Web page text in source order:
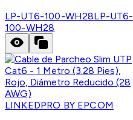
LP-UT6-100-WH28LP-UT6-
100-WH28
LINKEDPRO BY EPCOM